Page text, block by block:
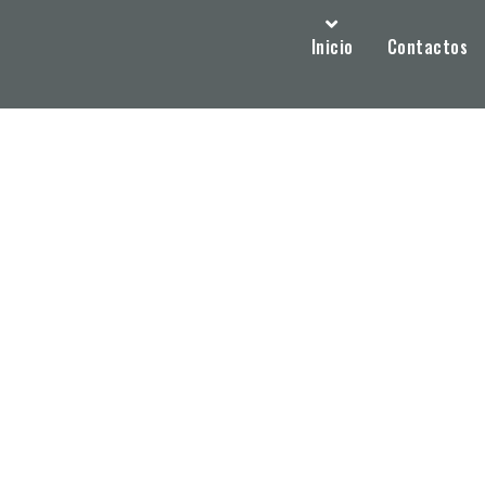
Inicio Contactos